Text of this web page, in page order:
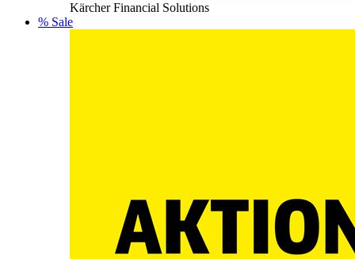
Kärcher Financial Solutions
% Sale